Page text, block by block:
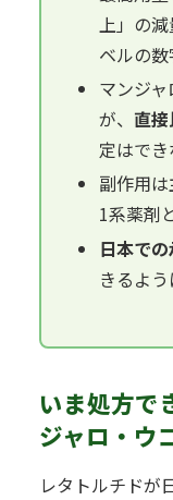
上」の
ベルの
マンジ
が、 直
定はで
副作用
1系薬剤
日本で
きるよ
いま処方で
ジャロ・ウ
レタトルチドが